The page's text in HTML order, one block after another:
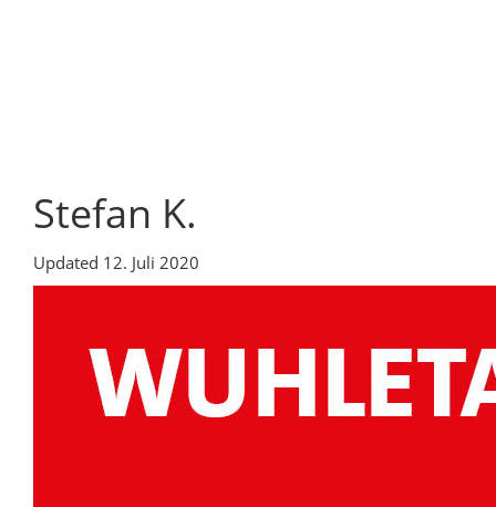
Stefan K.
Updated 12. Juli 2020